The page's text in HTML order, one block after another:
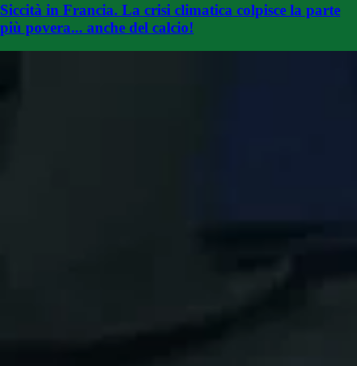
Siccità in Francia. La crisi climatica colpisce la parte
più povera... anche del calcio!